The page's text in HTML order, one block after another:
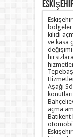
bölgeler
kilidi
ve kasa
değişimi
Aşağı
açma
Batıkent